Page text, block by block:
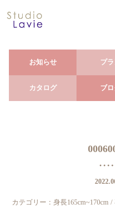
お知らせ プラ
カタログ ブ
カテゴリー： 身長165cm~170cm /